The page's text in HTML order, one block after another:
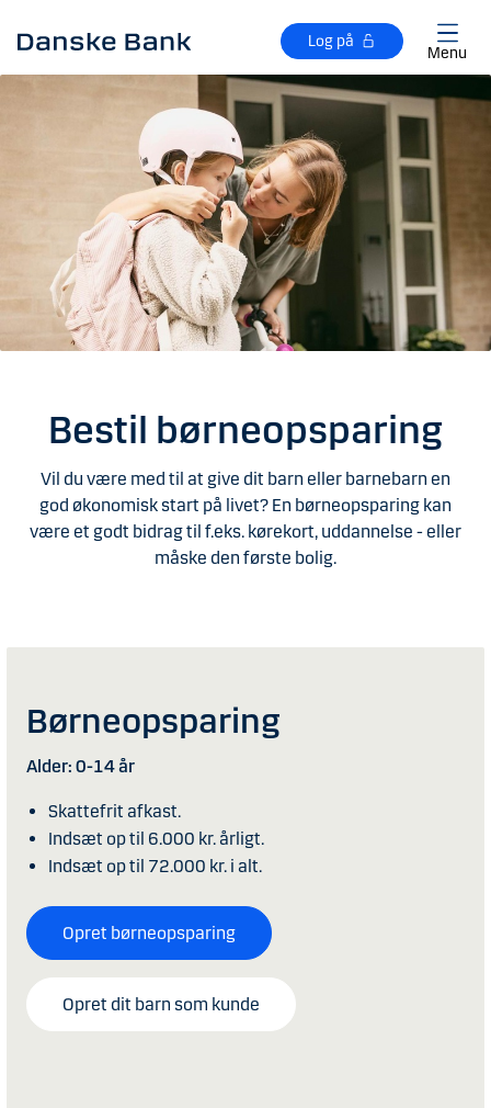
Log på
Menu
Bestil børneopsparing
Vil du være med til at give dit barn eller barnebarn en
god økonomisk start på livet? En børneopsparing kan
være et godt bidrag til f.eks. kørekort, uddannelse - eller
måske den første bolig.
Børneopsparing
Alder: 0-14 år
Skattefrit afkast.
Indsæt op til 6.000 kr. årligt.
Indsæt op til 72.000 kr. i alt.
Opret børneopsparing
Opret dit barn som kunde